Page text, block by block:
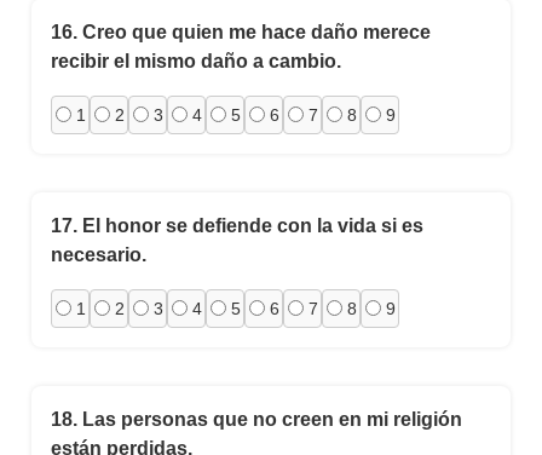
16. Creo que quien me hace daño merece
recibir el mismo daño a cambio.
1 2 3 4 5 6 7 8 9
17. El honor se defiende con la vida si es
necesario.
1 2 3 4 5 6 7 8 9
18. Las personas que no creen en mi religión
están perdidas.